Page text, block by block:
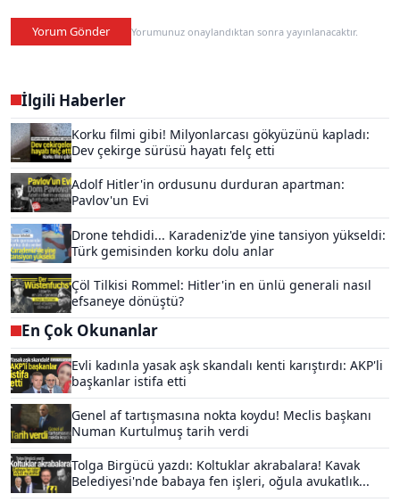
Yorum Gönder Yorumunuz onaylandıktan sonra yayınlanacaktır.
İlgili Haberler
Korku filmi gibi! Milyonlarcası gökyüzünü kapladı:
Dev çekirge sürüsü hayatı felç etti
Adolf Hitler'in ordusunu durduran apartman:
Pavlov'un Evi
Drone tehdidi... Karadeniz'de yine tansiyon yükseldi:
Türk gemisinden korku dolu anlar
Çöl Tilkisi Rommel: Hitler'in en ünlü generali nasıl
efsaneye dönüştü?
En Çok Okunanlar
Evli kadınla yasak aşk skandalı kenti karıştırdı: AKP'li
başkanlar istifa etti
Genel af tartışmasına nokta koydu! Meclis başkanı
Numan Kurtulmuş tarih verdi
Tolga Birgücü yazdı: Koltuklar akrabalara! Kavak
Belediyesi'nde babaya fen işleri, oğula avukatlık...